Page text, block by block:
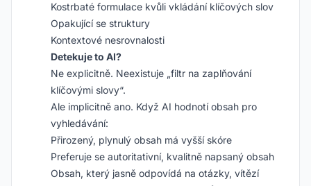
Kostrbaté formulace kvůli vkládání klíčových slov
Opakující se struktury
Kontextové nesrovnalosti
Detekuje to AI?
Ne explicitně. Neexistuje „filtr na zaplňování
klíčovými slovy“.
Ale implicitně ano. Když AI hodnotí obsah pro
vyhledávání:
Přirozený, plynulý obsah má vyšší skóre
Preferuje se autoritativní, kvalitně napsaný obsah
Obsah, který jasně odpovídá na otázky, vítězí